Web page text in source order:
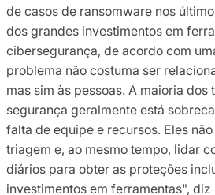
de casos de ransomware nos
dos grandes investimentos em
cibersegurança, de acordo com
problema não costuma ser
mas sim às pessoas. A maioria dos
segurança geralmente está
falta de equipe e recursos. Eles
triagem e, ao mesmo tempo, lidar
diários para obter as proteções
investimentos em ferramentas",